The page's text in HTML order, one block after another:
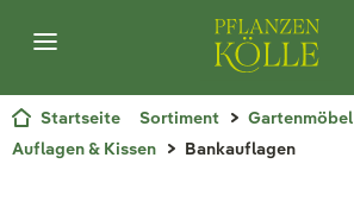
Startseite Sortiment
Gartenmöbel
Auflagen & Kissen
Bankauflagen